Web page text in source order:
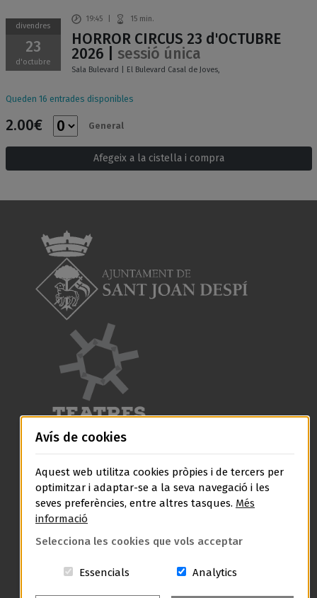
divendres
23
d'octubre
19:45 15 min.
HORROR CIRCUS 23 d'OCTUBRE
2026 | sessió única
Sala Bulevard | El Bulevard Casal de Joves,
Queden 16 entrades disponibles
2.00€ General
Afegeix a la cistella i compra
Avís de cookies
Aquest web utilitza cookies pròpies i de tercers per
optimitzar i adaptar-se a la seva navegació i les
seves preferències, entre altres tasques. Més
informació
Selecciona les cookies que vols acceptar
Essencials Aquestes cookies són essencials
AnalyticsCookies related